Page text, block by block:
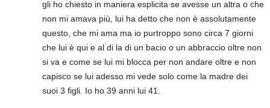
gli ho chiesto in maniera esplicita se avesse un altra o che
non mi amava più, lui ha detto che non è assolutamente
questo, che mi ama ma io purtroppo sono circa 7 giorni
che lui è qui e al di la di un bacio o un abbraccio oltre non
si va e come se lui mi blocca per non andare oltre e non
capisco se lui adesso mi vede solo come la madre dei
suoi 3 figli. Io ho 39 anni lui 41.